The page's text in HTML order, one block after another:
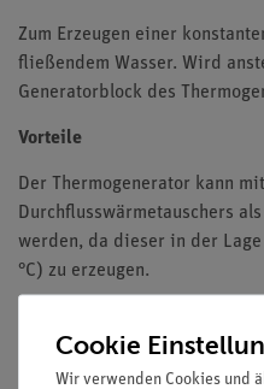
Zum Erzeugen einer
fließendem Wasser. Wird
Generatorblock des
Vorteile
Der Thermogenerator kann
Durchflusswärmetauschers
werden, da dieser in der
°C) zu erzeugen.
Kammer aus vernickeltem
Cookie
Wir verwenden Cookies und